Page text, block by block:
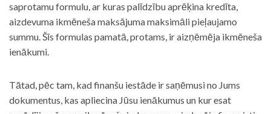
saprotamu formulu, ar kuras palīdzību aprēķina kredīta,
aizdevuma ikmēneša maksājuma maksimāli pieļaujamo
summu. Šīs formulas pamatā, protams, ir aizņēmēja ikmēneša
ienākumi.
Tātad, pēc tam, kad finanšu iestāde ir saņēmusi no Jums
dokumentus, kas apliecina Jūsu ienākumus un kur esat